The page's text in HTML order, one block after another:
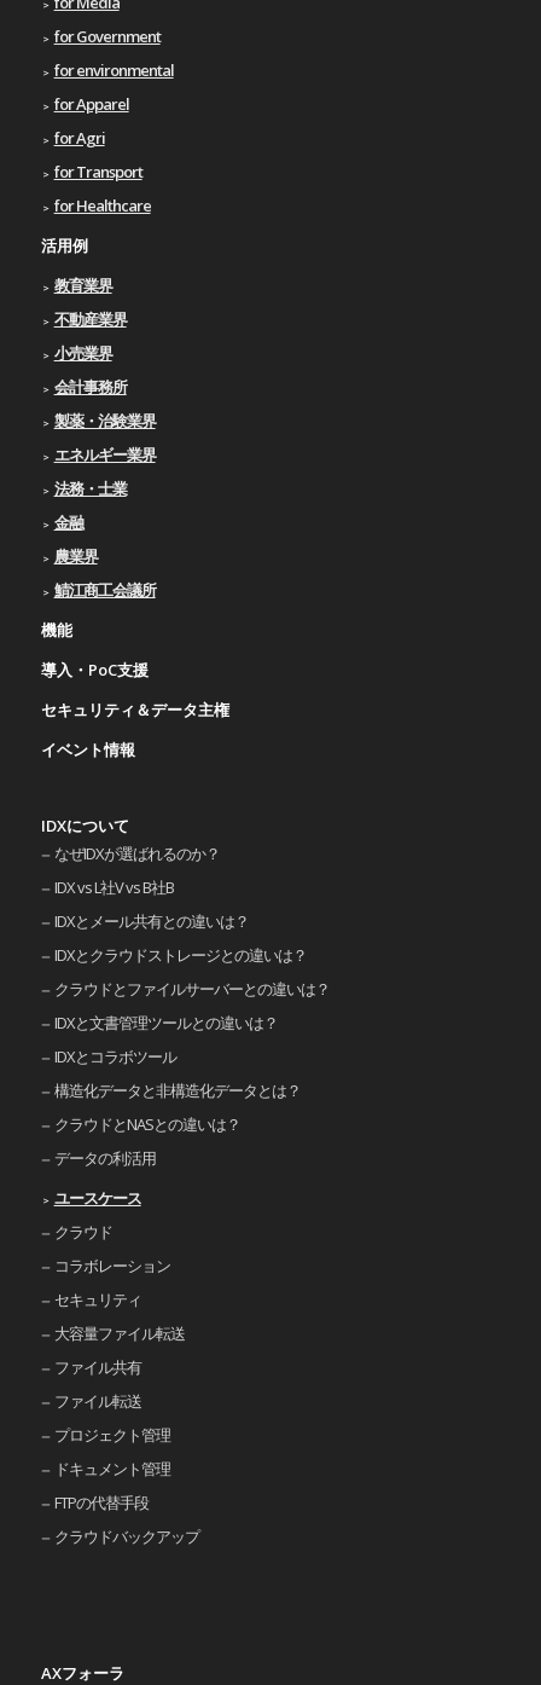
for Government
for environmental
for Apparel
for Agri
for Transport
for Healthcare
活用例
教育業界
不動産業界
小売業界
会計事務所
製薬・治験業界
エネルギー業界
法務・士業
金融
農業界
鯖江商工会議所
機能
導入・PoC支援
セキュリティ＆データ主権
イベント情報
IDXについて
なぜIDXが選ばれるのか？
IDX vs L社V vs B社B
IDXとメール共有との違いは？
IDXとクラウドストレージとの違いは？
クラウドとファイルサーバーとの違いは？
IDXと文書管理ツールとの違いは？
IDXとコラボツール
構造化データと非構造化データとは？
クラウドとNASとの違いは？
データの利活用
ユースケース
クラウド
コラボレーション
セキュリティ
大容量ファイル転送
ファイル共有
ファイル転送
プロジェクト管理
ドキュメント管理
FTPの代替手段
クラウドバックアップ
AXフォーラ